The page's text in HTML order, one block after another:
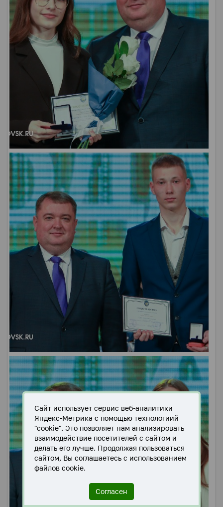
Сайт использует сервис веб-аналитики
Яндекс-Метрика с помощью технологиий
"cookie". Это позволяет нам анализировать
взаимодействие посетителей с сайтом и
делать его лучше. Продолжая пользоваться
сайтом, Вы соглашаетесь с использованием
файлов cookie.
Согласен